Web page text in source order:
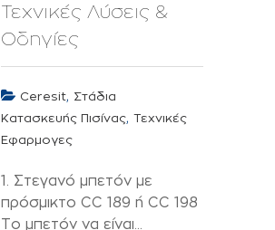
Τεχνικές Λύσεις &
Οδηγίες
Ceresit, Στάδια
Κατασκευής Πισίνας, Τεχνικές
Εφαρμογες
1. Στεγανό μπετόν με
πρόσμικτο CC 189 ή CC 198
Tο μπετόν να είναι...